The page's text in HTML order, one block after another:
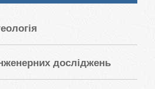
досліджень